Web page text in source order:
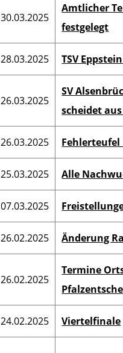
30.03.2025
Amtlicher
festgelegt
28.03.2025 TSV
26.03.2025
SV
scheidet aus
26.03.2025 Fehlerteufel
25.03.2025 Alle
07.03.2025
26.02.2025 Änderung
26.02.2025
Termine
24.02.2025 Viertelfinale